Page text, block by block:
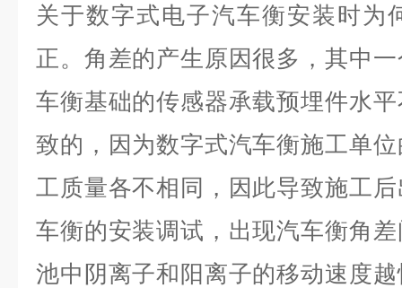
关于数字式电子汽车衡安装时为
正。角差的产生原因很多，其中
车衡基础的传感器承载预埋件水
致的，因为数字式汽车衡施工单
工质量各不相同，因此导致施工
车衡的安装调试，出现汽车衡角
池中阴离子和阳离子的移动速度